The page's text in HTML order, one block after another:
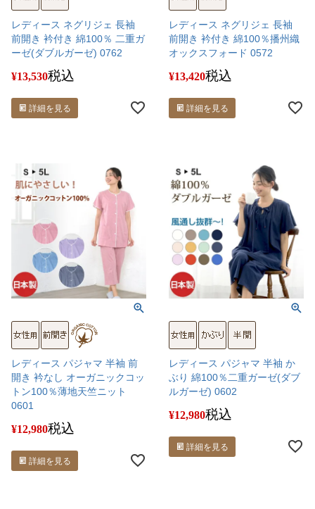
レディース ネグリジェ 長袖
前開き 衿付き 綿100％ 二重ガ
ーゼ(ダブルガーゼ) 0762
¥13,530税込
詳細を見る
レディース ネグリジェ 長袖
前開き 衿付き 綿100％播州織
オックスフォード 0572
¥13,420税込
詳細を見る
レディース パジャマ 半袖 前
開き 衿なし オーガニックコッ
トン100％薄地天竺ニット
0601
¥12,980税込
詳細を見る
レディース パジャマ 半袖 か
ぶり 綿100％二重ガーゼ(ダブ
ルガーゼ) 0602
¥12,980税込
詳細を見る